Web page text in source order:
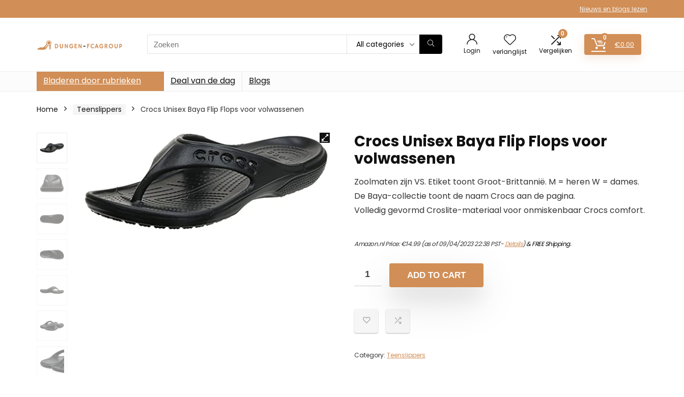
Nieuws en blogs lezen
Search
for:
All categories
Login verlanglijst
0
Vergelijken
0
€0.00
Bladeren door rubrieken Deal van de dag Blogs
Home Teenslippers Crocs Unisex Baya Flip Flops voor volwassenen
Crocs Unisex Baya Flip Flops voor
volwassenen
Zoolmaten zijn VS. Etiket toont Groot-Brittannië. M = heren W = dames.
De Baya-collectie toont de naam Crocs aan de pagina.
Volledig gevormd Croslite-materiaal voor onmiskenbaar Crocs comfort.
Amazon.nl Price:€14.99(as of 09/04/2023 22:38 PST-Details)&FREE Shipping.
ADD TO CART
Category: Teenslippers